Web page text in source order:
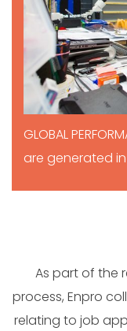
GLOBAL
are generated
As part of the
process, Enpro
relating to job